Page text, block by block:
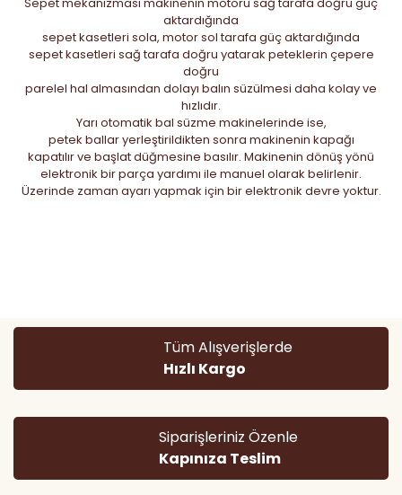
aktardığında
sepet kasetleri sola, motor sol tarafa güç aktardığında
sepet kasetleri sağ tarafa doğru yatarak peteklerin çepere
doğru
parelel hal almasından dolayı balın süzülmesi daha kolay ve
hızlıdır.
Yarı otomatik bal süzme makinelerinde ise,
petek ballar yerleştirildikten sonra makinenin kapağı
kapatılır ve başlat düğmesine basılır. Makinenin dönüş yönü
elektronik bir parça yardımı ile manuel olarak belirlenir.
Üzerinde zaman ayarı yapmak için bir elektronik devre yoktur.
Ürün resmi kalitesiz, bozuk veya görüntülenemiyor.
Ürün açıklamasında eksik bilgiler bulunuyor.
Ürün bilgilerinde hatalar bulunuyor.
Bu ürüne benzer farklı alternatifler olmalı.
Tüm Alışverişlerde
Hızlı Kargo
Siparişleriniz Özenle
Kapınıza Teslim